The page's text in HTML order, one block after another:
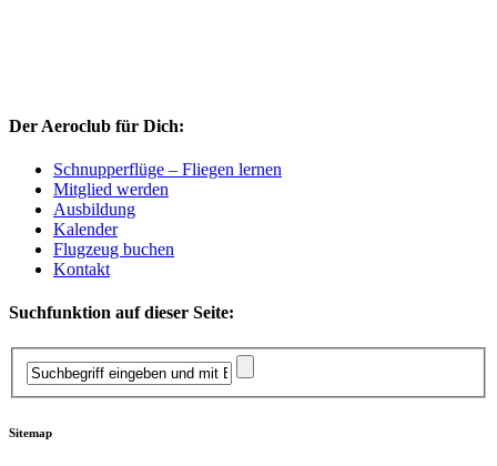
Der Aeroclub für Dich:
Schnupperflüge – Fliegen lernen
Mitglied werden
Ausbildung
Kalender
Flugzeug buchen
Kontakt
Suchfunktion auf dieser Seite:
Sitemap